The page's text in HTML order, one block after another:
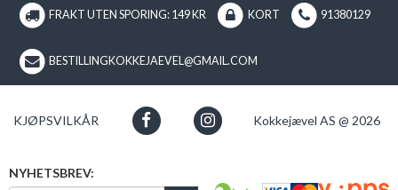
FRAKT UTEN SPORING: 149 KR KORT 91380129
BESTILLINGKOKKEJAEVEL@GMAIL.COM
KJØPSVILKÅR Kokkejævel AS @ 2026
NYHETSBREV: